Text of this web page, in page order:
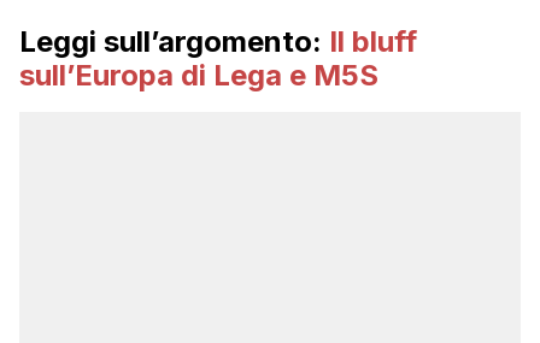
Leggi sull’argomento: Il bluff
sull’Europa di Lega e M5S